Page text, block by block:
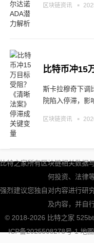
区块链资讯
比特币冲15
斯卡拉穆奇下调
院陷入停滞，影
区块链资讯
比特之家所有区块链相关数据
何投资、法律
强烈建议您独自对内容进行研
及内容，并自
© 2018-2026 比特之家
ICP备2025508278号-1 地图